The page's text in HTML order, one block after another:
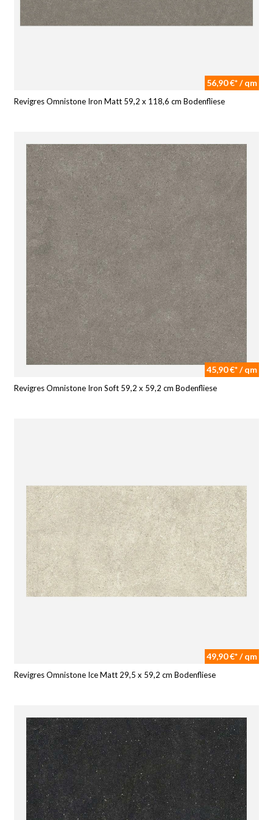
56,90 €* / qm
Revigres Omnistone Iron Matt 59,2 x 118,6 cm Bodenfliese
45,90 €* / qm
Revigres Omnistone Iron Soft 59,2 x 59,2 cm Bodenfliese
49,90 €* / qm
Revigres Omnistone Ice Matt 29,5 x 59,2 cm Bodenfliese